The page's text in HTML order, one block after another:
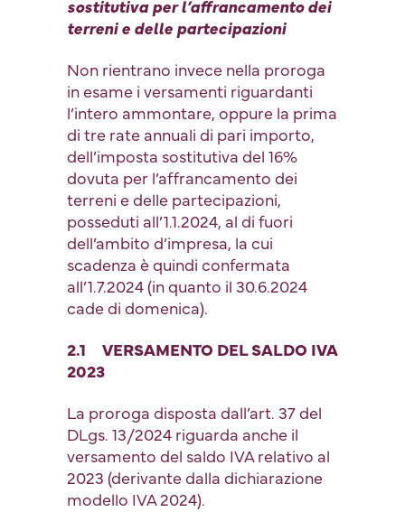
sostitutiva per l’affrancamento dei
terreni e delle partecipazioni
Non rientrano invece nella proroga
in esame i versamenti riguardanti
l’intero ammontare, oppure la prima
di tre rate annuali di pari importo,
dell’imposta sostitutiva del 16%
dovuta per l’affrancamento dei
terreni e delle partecipazioni,
posseduti all’1.1.2024, al di fuori
dell’ambito d’impresa, la cui
scadenza è quindi confermata
all’1.7.2024 (in quanto il 30.6.2024
cade di domenica).
2.1 VERSAMENTO DEL SALDO IVA
2023
La proroga disposta dall’art. 37 del
DLgs. 13/2024 riguarda anche il
versamento del saldo IVA relativo al
2023 (derivante dalla dichiarazione
modello IVA 2024).